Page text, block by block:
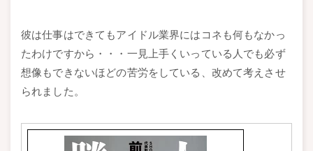
彼は仕事はできてもアイドル業界にはコネも何もなかっ
たわけですから・・・一見上手くいっている人でも必ず
想像もできないほどの苦労をしている、改めて考えさせ
られました。